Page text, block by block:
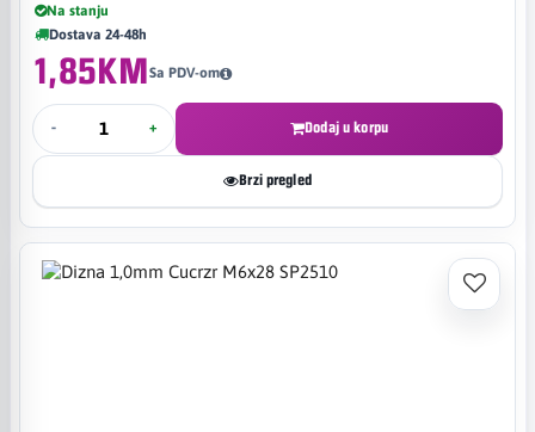
Na stanju
Dostava 24-48h
1,85KMSa PDV-om
- + Dodaj u korpu
Brzi pregled